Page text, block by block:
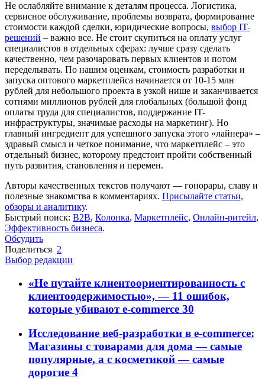
Не ослабляйте внимание к деталям процесса. Логистика,
сервисное обслуживание, проблемы возврата, формирование
стоимости каждой сделки, юридические вопросы, выбор IT-
решений – важно все. Не стоит скупиться на оплату услуг
специалистов в отдельных сферах: лучше сразу сделать
качественно, чем разочаровать первых клиентов и потом
переделывать. По нашим оценкам, стоимость разработки и
запуска оптового маркетплейса начинается от 10-15 млн
рублей для небольшого проекта в узкой нише и заканчивается
сотнями миллионов рублей для глобальных (большой фонд
оплаты труда для специалистов, поддержание IT-
инфраструктуры, значимые расходы на маркетинг). Но
главный ингредиент для успешного запуска этого «лайнера» –
здравый смысл и четкое понимание, что маркетплейс – это
отдельный бизнес, которому предстоит пройти собственный
путь развития, становления и перемен.
Авторы качественных текстов получают — гонорары, славу и
полезные знакомства в комментариях. Присылайте статьи,
обзоры и аналитику.
Быстрый поиск: B2B, Колонка, Маркетплейс, Онлайн-ритейл,
Эффективность бизнеса.
Обсудить
Поделиться 2
Выбор редакции
«Не путайте клиентоориентированность с
клиентоодержимостью», — 11 ошибок,
которые убивают e-commerce 30
Исследование веб-разработки в e-commerce:
Магазины с товарами для дома — самые
популярные, а с косметикой — самые
дорогие 4